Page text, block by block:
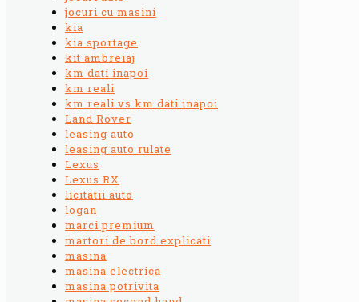
jocuri cu masini
kia
kia sportage
kit ambreiaj
km dati inapoi
km reali
km reali vs km dati inapoi
Land Rover
leasing auto
leasing auto rulate
Lexus
Lexus RX
licitatii auto
logan
marci premium
martori de bord explicati
masina
masina electrica
masina potrivita